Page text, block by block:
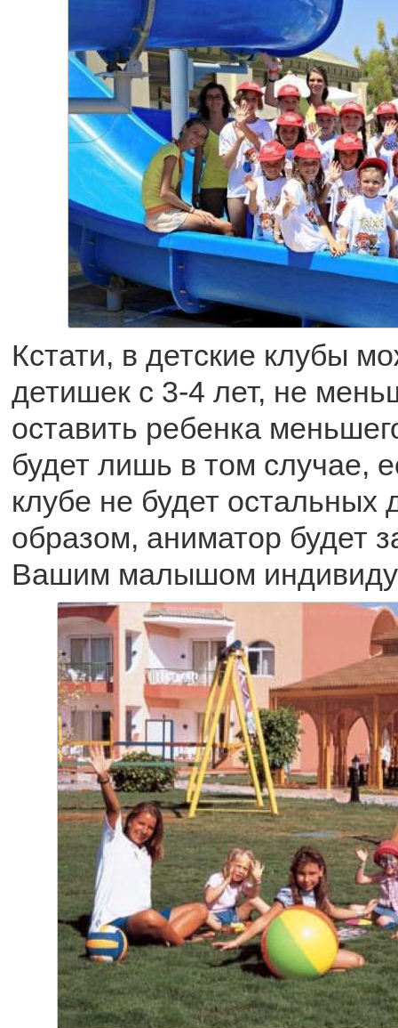
Кстати, в детские клубы
детишек с 3-4 лет, не
оставить ребенка
будет лишь в том случае,
клубе не будет остальных
образом, аниматор будет
Вашим малышом